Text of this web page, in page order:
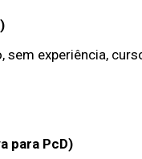
experiência,
para PcD)